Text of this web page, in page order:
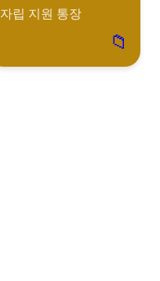
자립 지원 통장
📁